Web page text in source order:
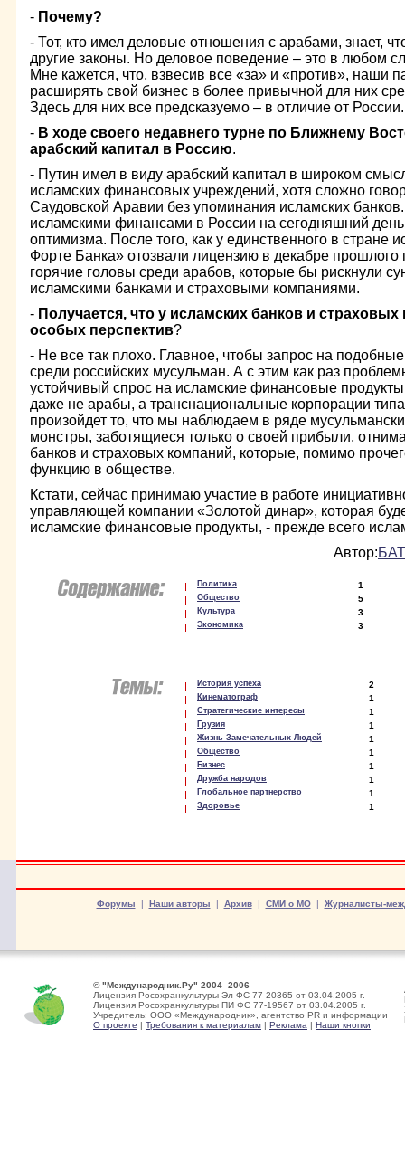
- Почему?
- Тот, кто имел деловые отношения с арабами, знает,
другие законы. Но деловое поведение – это в любом
Мне кажется, что, взвесив все «за» и «против», наши
расширять свой бизнес в более привычной для них
Здесь для них все предсказуемо – в отличие от России.
- В ходе своего недавнего турне по Ближнему
арабский капитал в Россию.
- Путин имел в виду арабский капитал в широком
исламских финансовых учреждений, хотя сложно
Саудовской Аравии без упоминания исламских
исламскими финансами в России на сегодняшний
оптимизма. После того, как у единственного в стране
Форте Банка» отозвали лицензию в декабре прошлого
горячие головы среди арабов, которые бы рискнули
исламскими банками и страховыми компаниями.
- Получается, что у исламских банков и
особых перспектив?
- Не все так плохо. Главное, чтобы запрос на
среди российских мусульман. А с этим как раз
устойчивый спрос на исламские финансовые
даже не арабы, а транснациональные корпорации
произойдет то, что мы наблюдаем в ряде
монстры, заботящиеся только о своей прибыли,
банков и страховых компаний, которые, помимо
функцию в обществе.
Кстати, сейчас принимаю участие в работе
управляющей компании «Золотой динар», которая
исламские финансовые продукты, - прежде всего
Автор:
Политика 1
Общество 5
Культура 3
Экономика 3
История успеха 2
Кинематограф 1
Стратегические интересы 1
Грузия 1
Жизнь Замечательных Людей 1
Общество 1
Бизнес 1
Дружба народов 1
Глобальное партнерство 1
Здоровье 1
Форумы | Наши авторы | Архив| СМИ о МО| Журналисты-
© "Международник.Ру" 2004–2006
Лицензия Росохранкультуры Эл ФС 77-20365 от 03.04.2005 г.
Лицензия Росохранкультуры ПИ ФС 77-19567 от 03.04.2005 г.
Учредитель: ООО «Международник», агентство PR и информации
О проекте | Требования к материалам | Реклама | Наши кнопки